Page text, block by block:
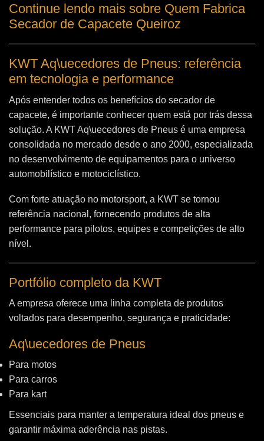
Continue lendo mais sobre Quem Fabrica
Secador de Capacete Queiroz
KWT Aq\uecedores de Pneus: referência
em tecnologia e performance
Após entender todos os benefícios do secador de
capacete, é importante conhecer quem está por trás dessa
solução. A KWT Aq\uecedores de Pneus é uma empresa
consolidada no mercado desde o ano 2000, especializada
no desenvolvimento de equipamentos para o universo
automobilístico e motociclístico.
Com forte atuação no motorsport, a KWT se tornou
referência nacional, fornecendo produtos de alta
performance para pilotos, equipes e competições de alto
nível.
Portfólio completo da KWT
A empresa oferece uma linha completa de produtos
voltados para desempenho, segurança e praticidade:
Aq\uecedores de Pneus
Para motos
Para carros
Para kart
Essenciais para manter a temperatura ideal dos pneus e
garantir máxima aderência nas pistas.